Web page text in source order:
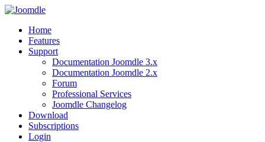
Home
Features
Support
Documentation Joomdle 3.x
Documentation Joomdle 2.x
Forum
Professional Services
Joomdle Changelog
Download
Subscriptions
Login